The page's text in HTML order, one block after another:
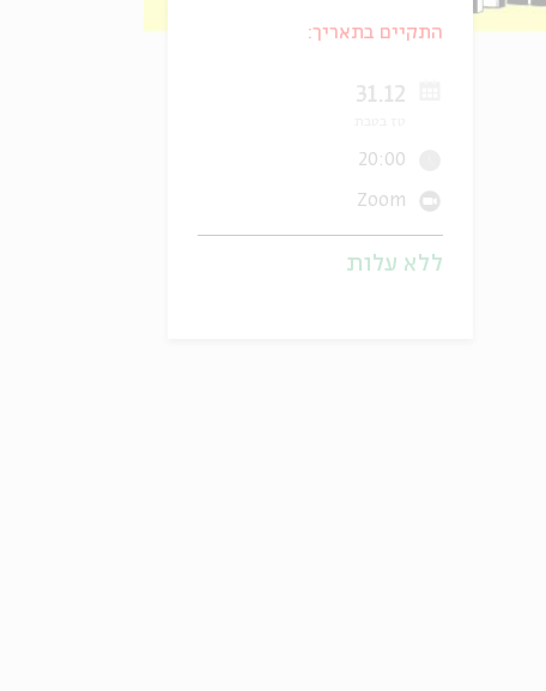
התקיים בתאריך:
31.12
20:00
Zoom
ללא עלות